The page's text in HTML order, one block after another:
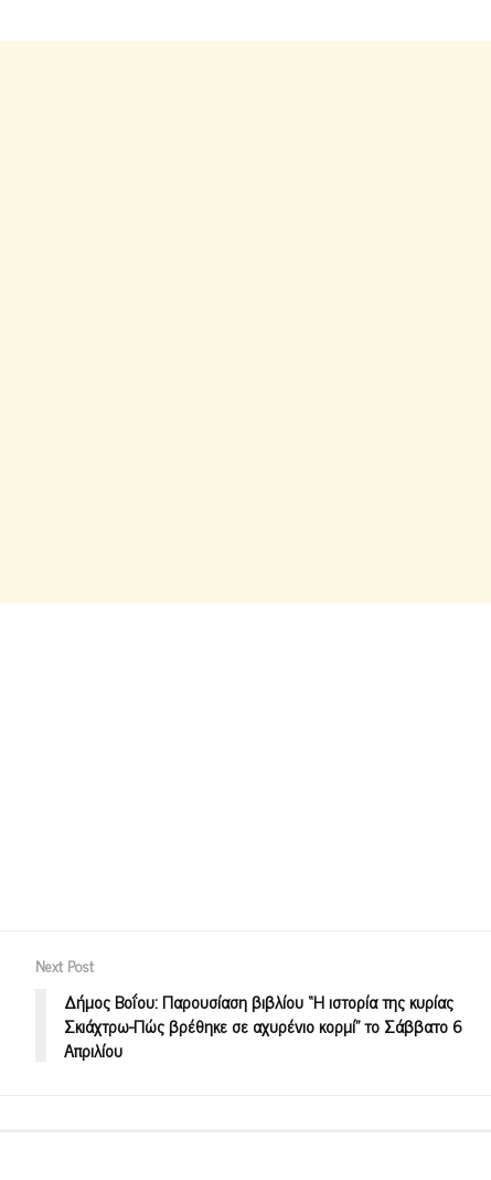
Next Post
Δήμος Βοΐου: Παρουσίαση βιβλίου “Η ιστορία της κυρίας
Σκιάχτρω-Πώς βρέθηκε σε αχυρένιο κορμί” το Σάββατο 6
Απριλίου